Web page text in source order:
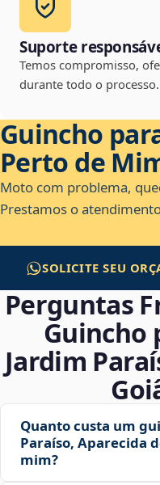
Suporte
Temos compromisso,
durante todo o processo.
Guincho
Perto de
Moto com problema,
Prestamos o
SOLICITE SEU
Perguntas
Guincho
Jardim
Quanto custa um
Paraíso, Aparecida
mim?